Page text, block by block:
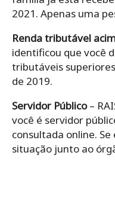
2021. Apenas uma
Renda tributável
identificou que você
tributáveis
de 2019.
Servidor Público–
você é servidor
consultada online.
situação junto ao